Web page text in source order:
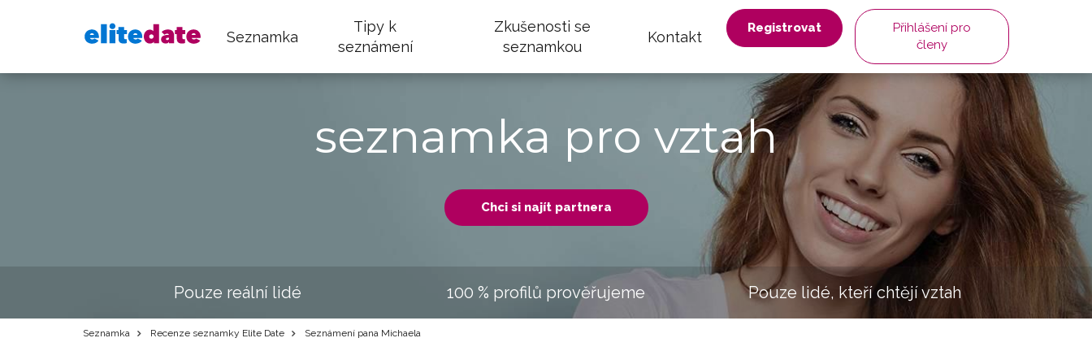
Seznamka
Tipy k
seznámení
Zkušenosti se
seznamkou
Kontakt
Registrovat
Přihlášení pro
členy
seznamka pro vztah
Chci si najít partnera
Pouze reální lidé 100 % profilů prověřujeme Pouze lidé, kteří chtějí vztah
Seznamka Recenze seznamky Elite Date Seznámení pana Michaela